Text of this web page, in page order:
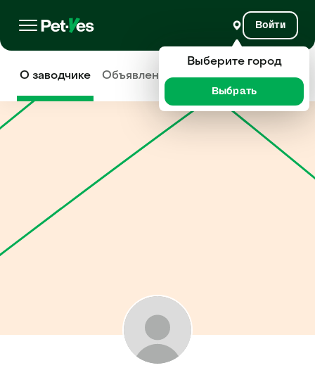
Войти
О заводчике Объявления Отзывы
Выберите город
Выбрать